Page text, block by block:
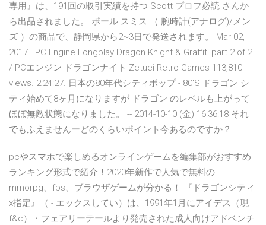
専用』は、191回の取引実績を持つ Scott プロフ必読 さんか
ら出品されました。 ポール スミス （ 腕時計(アナログ)/メン
ズ ）の商品で、静岡県から2~3日で発送されます。 Mar 02,
2017 · PC Engine Longplay Dragon Knight & Graffiti part 2 of 2
/ PCエンジン ドラゴンナイト Zetuei Retro Games 113,810
views. 2:24:27. 日本の80年代シティポップ - 80'S ドラゴン シ
ティ始めて8ヶ月になりますが ドラゴン のレベルも上がって
ほぼ無敵状態になりました。 -- 2014-10-10 (金) 16:36:18 それ
でもふえませんーどのくらいポイント今あるのですか？
pcやスマホで楽しめるオンラインゲームを編集部がおすすめ
ランキング形式で紹介！2020年新作で人気で無料の
mmorpg、fps、ブラウザゲームが分かる！ 『ドラゴンシティ
x指定』（ - エックスしてい）は、1991年1月にアイデス（現
f&c）・フェアリーテールより発売された成人向けアドベンチ